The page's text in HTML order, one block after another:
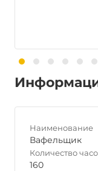
Наименование
Вафельщик
Количество
160